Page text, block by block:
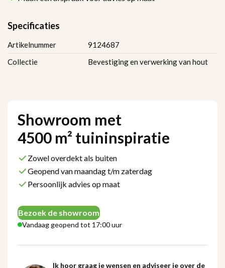
Specificaties
Artikelnummer
9124687
Collectie
Bevestiging en verwerking van hout
Showroom met
4500 m² tuininspiratie
Zowel overdekt als buiten
Geopend van maandag t/m zaterdag
Persoonlijk advies op maat
Bezoek de showroom
Vandaag geopend tot 17:00 uur
Ik hoor graag je wensen en adviseer je over de